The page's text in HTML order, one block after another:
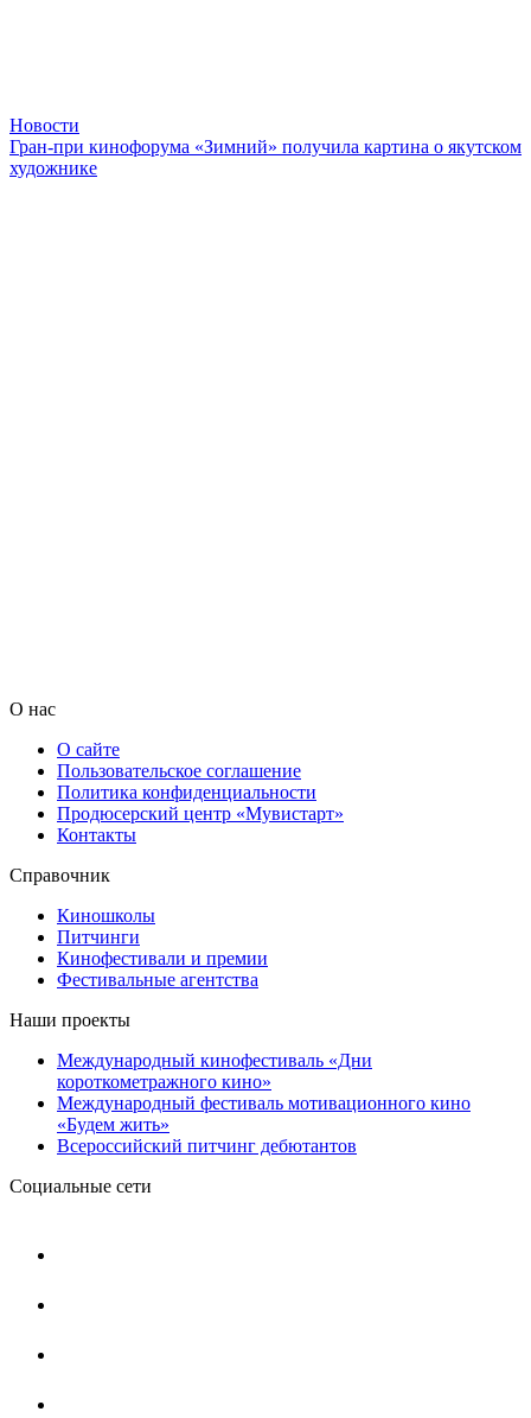
Новости
Гран-при кинофорума «Зимний» получила картина о якутском
художнике
О нас
О сайте
Пользовательское соглашение
Политика конфиденциальности
Продюсерский центр «Мувистарт»
Контакты
Справочник
Киношколы
Питчинги
Кинофестивали и премии
Фестивальные агентства
Наши проекты
Международный кинофестиваль «Дни
короткометражного кино»
Международный фестиваль мотивационного кино
«Будем жить»
Всероссийский питчинг дебютантов
Социальные сети